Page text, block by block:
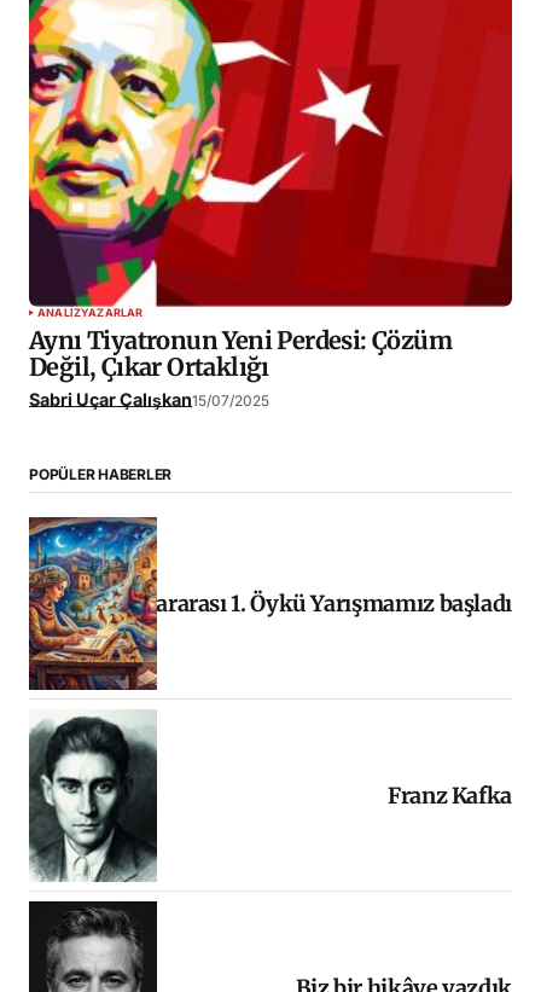
ANALIZYAZARLAR
Aynı Tiyatronun Yeni Perdesi: Çözüm
Değil, Çıkar Ortaklığı
Sabri Uçar Çalışkan15/07/2025
POPÜLER HABERLER
Uluslararası 1. Öykü Yarışmamız başladı
Franz Kafka